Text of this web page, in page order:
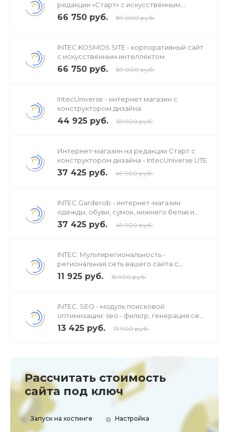
редакции «Старт» с искусственным
интеллектом
66 750 руб. 89 000 руб.
INTEC.KOSMOS SITE - корпоративный сайт
с искусственным интеллектом
66 750 руб. 89 000 руб.
IntecUniverse - интернет магазин с
конструктором дизайна
44 925 руб. 59 900 руб.
Интернет-магазин на редакции Старт с
конструктором дизайна - IntecUniverse LITE
37 425 руб. 49 900 руб.
INTEC.Garderob - интернет-магазин
одежды, обуви, сумок, нижнего белья и
аксессуаров
37 425 руб. 49 900 руб.
INTEC: Мультирегиональность -
региональная сеть вашего сайта с
продвижением в поисковиках
11 925 руб. 15 900 руб.
INTEC. SEO - модуль поисковой
оптимизации: seo - фильтр, генерация сео
- текстов, H1, мета-тегов
13 425 руб. 17 900 руб.
Рассчитать стоимость
сайта под ключ
Запуск на хостинге Настройка